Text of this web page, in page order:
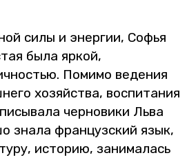
силы и энер­гии, Софья
была яркой,
По­ми­мо ве­де­ния
хо­зяй­ства, вос­пи­та­ния
чер­но­ви­ки Льва
знала фран­цуз­ский язык,
ис­то­рию, за­ни­ма­лась